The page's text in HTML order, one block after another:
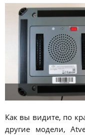
Как вы видите, по
другие модели,